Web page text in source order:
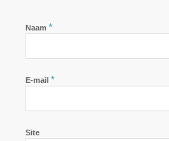
Naam *
E-mail *
Site